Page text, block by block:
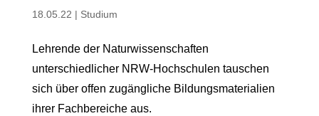
18.05.22 | Studium
Lehrende der Naturwissenschaften
unterschiedlicher NRW-Hochschulen tauschen
sich über offen zugängliche Bildungsmaterialien
ihrer Fachbereiche aus.